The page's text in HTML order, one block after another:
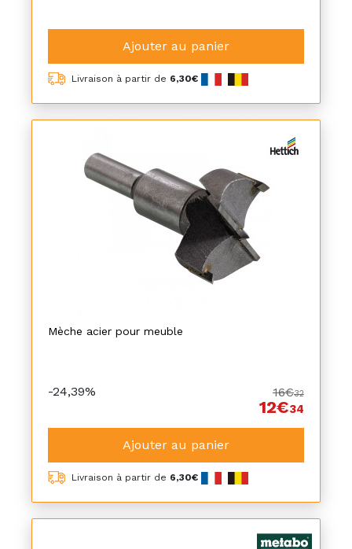
Ajouter au panier
Livraison à partir de 6,30€
Mèche acier pour meuble
-24,39% 16€32
12€34
Ajouter au panier
Livraison à partir de 6,30€